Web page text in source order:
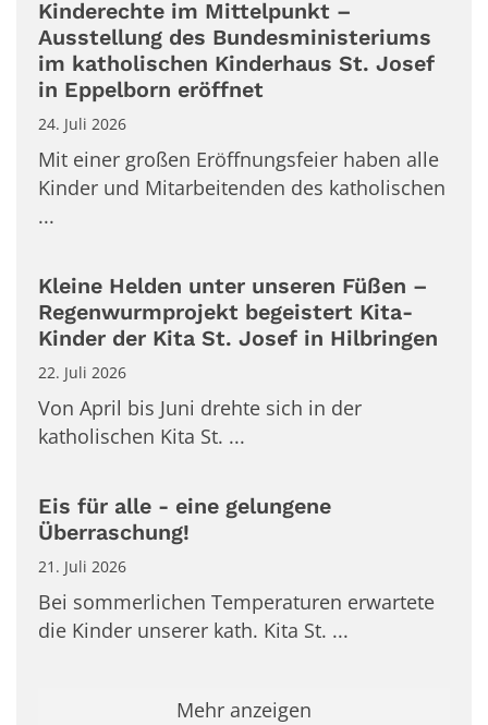
Kinderechte im Mittelpunkt –
Ausstellung des Bundesministeriums
im katholischen Kinderhaus St. Josef
in Eppelborn eröffnet
24. Juli 2026
Mit einer großen Eröffnungsfeier haben alle
Kinder und Mitarbeitenden des katholischen
...
Kleine Helden unter unseren Füßen –
Regenwurmprojekt begeistert Kita-
Kinder der Kita St. Josef in Hilbringen
22. Juli 2026
Von April bis Juni drehte sich in der
katholischen Kita St. ...
Eis für alle - eine gelungene
Überraschung!
21. Juli 2026
Bei sommerlichen Temperaturen erwartete
die Kinder unserer kath. Kita St. ...
Mehr anzeigen